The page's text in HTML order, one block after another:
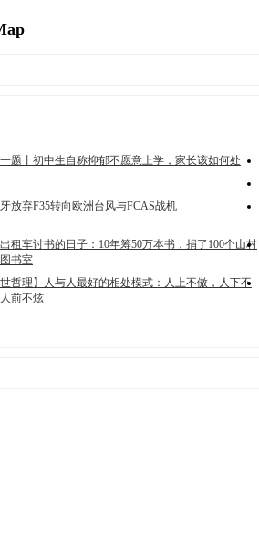
题丨初中生自称抑郁不愿意上学，家长该如何处
放弃F35转向欧洲台风与FCAS战机
租车讨书的日子：10年筹50万本书，捐了100个山村
书室
世哲理】人与人最好的相处模式：人上不傲，人下不
前不炫